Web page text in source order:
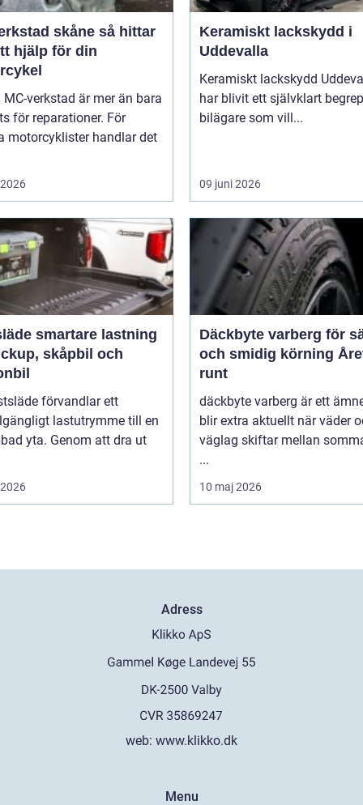
skåne så hittar
hjälp för din
MC-verkstad är mer än bara
för reparationer. För
motorcyklister handlar det
Keramiskt lackskydd i
Uddevalla
Keramiskt lackskydd
har blivit ett självklart
bilägare som vill...
09 juni 2026
lastning
skåpbil och
förvandlar ett
lastutrymme till en
yta. Genom att dra ut
Däckbyte varberg för
och smidig körning
runt
däckbyte varberg är ett
blir extra aktuellt när väder
väglag skiftar mellan
...
10 maj 2026
Adress
web: www.klikko.dk
Menu